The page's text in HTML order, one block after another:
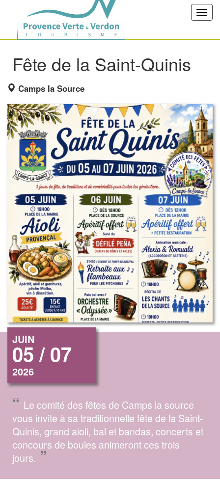
Fête de la Saint-Quinis
Camps la Source
JUIN
05 / 07
2026
“ Le comité des fêtes de Camps la source
vous invite à sa traditionnelle fête de la Saint-
Quinis, grand aioli, bal et bandas, concerts et
concours de boules animeront ces trois
jours. ”